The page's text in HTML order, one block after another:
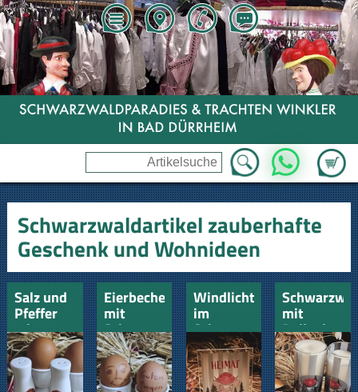
Zum
WhatsApp
Schwarzwaldartikel zauberhafte
Geschenk und Wohnideen
Salz und
Pfeffer
mit
Schwarzwälder
Bollenkuh
Eierbecher
mit
Schwarzwald
Bollenkuh
Windlicht
im
Schwarzwaldlook
Bollenhutkuh
mit
Bollenhut-
Kuh